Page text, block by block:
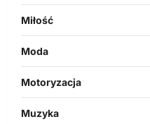
Miłość
Moda
Motoryzacja
Muzyka